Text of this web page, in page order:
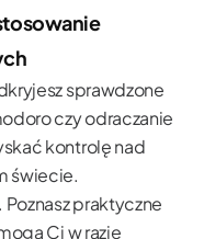
sprawdzone
czy odraczanie
kontrolę nad
świecie.
Poznasz praktyczne
Ci w razie